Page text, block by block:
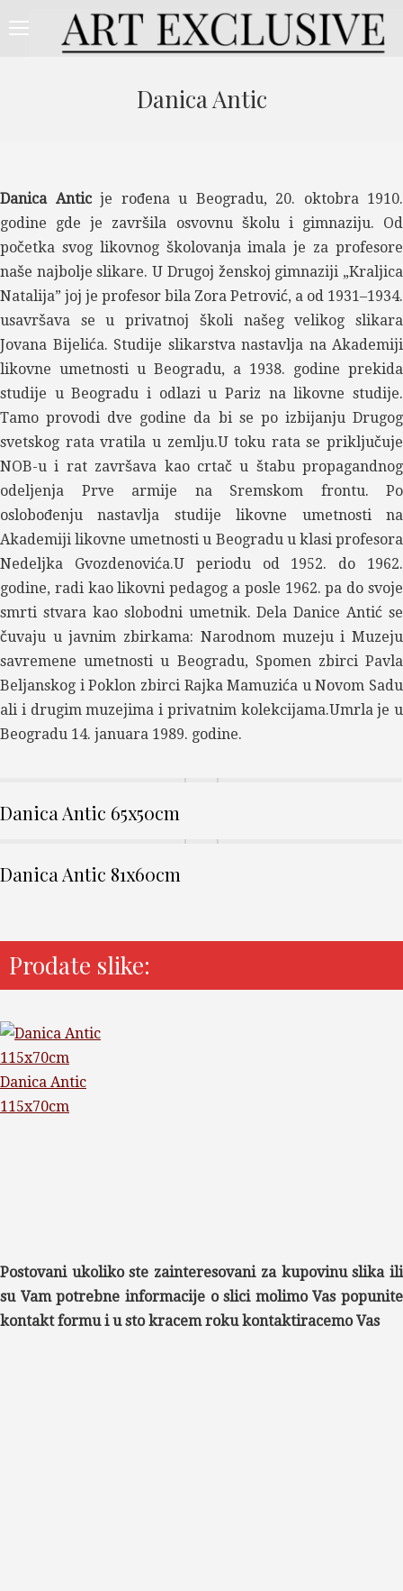
Danica Antic
Danica Anticje rođena u Beogradu, 20. oktobra 1910.
godine gde je završila osvovnu školu i gimnaziju. Od
početka svog likovnog školovanja imala je za profesore
naše najbolje slikare. U Drugoj ženskoj gimnaziji „Kraljica
Natalija” joj je profesor bila Zora Petrović, a od 1931–1934.
usavršava se u privatnoj školi našeg velikog slikara
Jovana Bijelića. Studije slikarstva nastavlja na Akademiji
likovne umetnosti u Beogradu, a 1938. godine prekida
studije u Beogradu i odlazi u Pariz na likovne studije.
Tamo provodi dve godine da bi se po izbijanju Drugog
svetskog rata vratila u zemlju.U toku rata se priključuje
NOB-u i rat završava kao crtač u štabu propagandnog
odeljenja Prve armije na Sremskom frontu. Po
oslobođenju nastavlja studije likovne umetnosti na
Akademiji likovne umetnosti u Beogradu u klasi profesora
Nedeljka Gvozdenovića.U periodu od 1952. do 1962.
godine, radi kao likovni pedagog a posle 1962. pa do svoje
smrti stvara kao slobodni umetnik. Dela Danice Antić se
čuvaju u javnim zbirkama: Narodnom muzeju i Muzeju
savremene umetnosti u Beogradu, Spomen zbirci Pavla
Beljanskog i Poklon zbirci Rajka Mamuzića u Novom Sadu
ali i drugim muzejima i privatnim kolekcijama.Umrla je u
Beogradu 14. januara 1989. godine.
Danica Antic 65x50cm
Danica Antic 81x60cm
Prodate slike:
Danica Antic
115x70cm
Postovani ukoliko ste zainteresovani za kupovinu slika ili
su Vam potrebne informacije o slici molimo Vas popunite
kontakt formu i u sto kracem roku kontaktiracemo Vas